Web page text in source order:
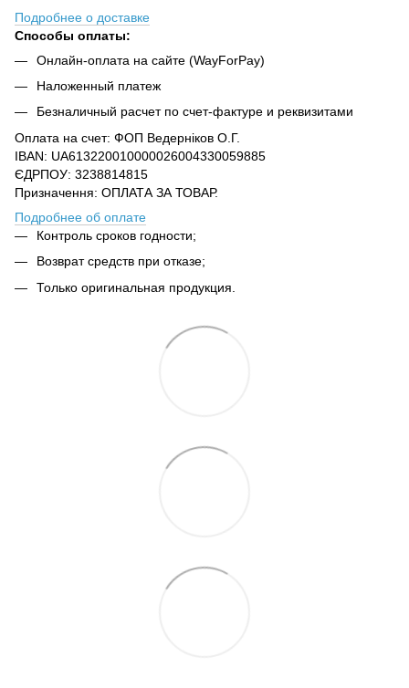
Подробнее о доставке
Способы оплаты:
Онлайн-оплата на сайте (WayForPay)
Наложенный платеж
Безналичный расчет по счет-фактуре и реквизитами
Оплата на счет: ФОП Ведерніков О.Г.
IBAN: UA613220010000026004330059885
ЄДРПОУ: 3238814815
Призначення: ОПЛАТА ЗА ТОВАР.
Подробнее об оплате
Контроль сроков годности;
Возврат средств при отказе;
Только оригинальная продукция.